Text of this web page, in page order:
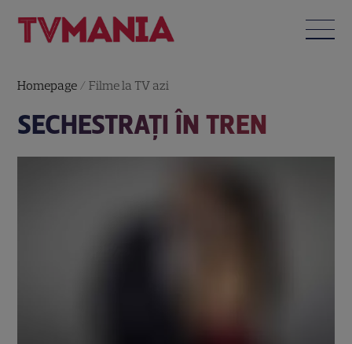
Homepage /Filme la TV azi
SECHESTRAŢI ÎN TREN